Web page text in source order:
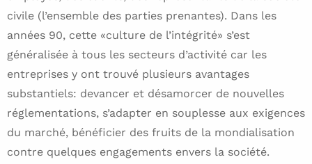
civile (l’ensemble des parties prenantes). Dans les
années 90, cette «culture de l’intégrité» s’est
généralisée à tous les secteurs d’activité car les
entreprises y ont trouvé plusieurs avantages
substantiels: devancer et désamorcer de nouvelles
réglementations, s’adapter en souplesse aux exigences
du marché, bénéficier des fruits de la mondialisation
contre quelques engagements envers la société.